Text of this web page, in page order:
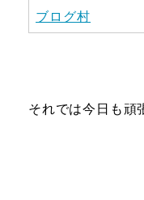
ブログ村
それでは今日も頑